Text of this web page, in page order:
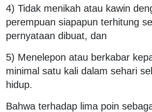
4) Tidak menikah atau kawin
perempuan siapapun terhitung
pernyataan dibuat, dan
5) Menelepon atau berkabar
minimal satu kali dalam sehari
hidup.
Bahwa terhadap lima poin